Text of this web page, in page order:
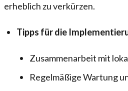
erheblich zu verkürzen.
Tipps für die
Zusammenarbeit mit
Regelmäßige Wartung